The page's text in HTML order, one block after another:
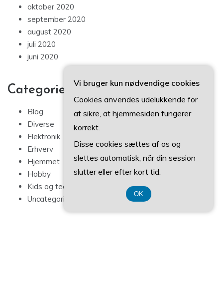
oktober 2020
september 2020
august 2020
juli 2020
juni 2020
Categories
Blog
Diverse
Elektronik
Erhverv
Hjemmet
Hobby
Kids og teens
Uncategorized
Vi bruger kun nødvendige cookies
Cookies anvendes udelukkende for
at sikre, at hjemmesiden fungerer
korrekt.
Disse cookies sættes af os og
slettes automatisk, når din session
slutter eller efter kort tid.
OK